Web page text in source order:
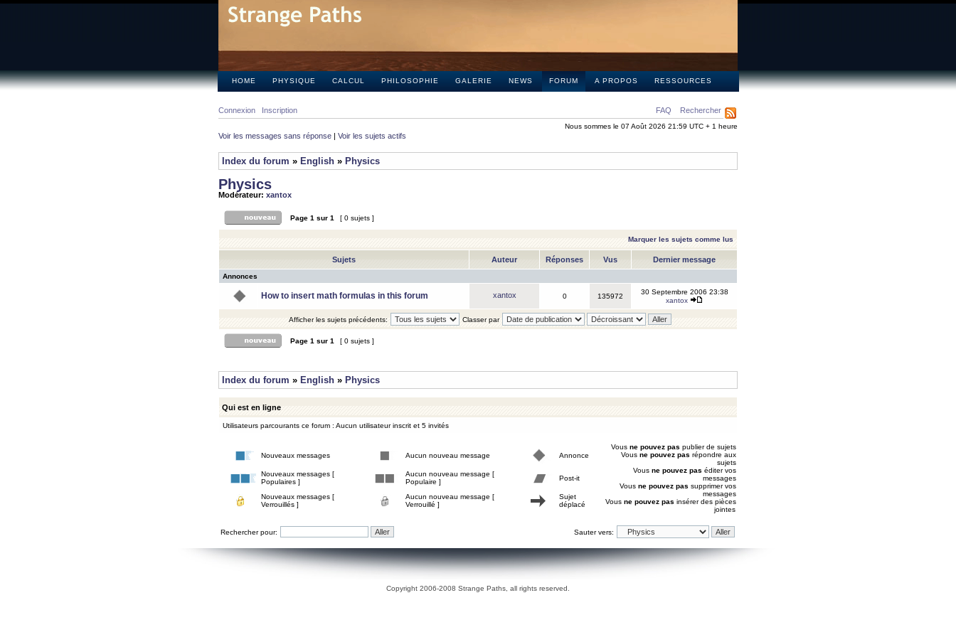
HOME PHYSIQUE CALCUL PHILOSOPHIE GALERIE NEWS FORUM A PROPOS RESSOURCES
FAQ Rechercher
Connexion Inscription
Nous sommes le 07 Août 2026 21:59 UTC + 1 heure
Voir les messages sans réponse | Voir les sujets actifs
Index du forum » English » Physics
Physics
Modérateur: xantox
Page 1 sur 1 [ 0 sujets ]
Marquer les sujets comme lus
Sujets Auteur Réponses Vus Dernier message
Annonces
How to insert math formulas in this forum xantox 0 135972
30 Septembre 2006 23:38
xantox
Afficher les sujets précédents: Classer par
Page 1 sur 1 [ 0 sujets ]
Index du forum » English » Physics
Qui est en ligne
Utilisateurs parcourants ce forum : Aucun utilisateur inscrit et 5 invités
Nouveaux messages Aucun nouveau message Annonce
Nouveaux messages [
Populaires ]
Aucun nouveau message [
Populaire ]
Post-it
Nouveaux messages [
Verrouillés ]
Aucun nouveau message [
Verrouillé ]
Sujet
déplacé
Vous ne pouvez pas publier de sujets
Vous ne pouvez pas répondre aux
sujets
Vous ne pouvez pas éditer vos
messages
Vous ne pouvez pas supprimer vos
messages
Vous ne pouvez pas insérer des pièces
jointes
Rechercher pour: Sauter vers:
Copyright 2006-2008 Strange Paths, all rights reserved.